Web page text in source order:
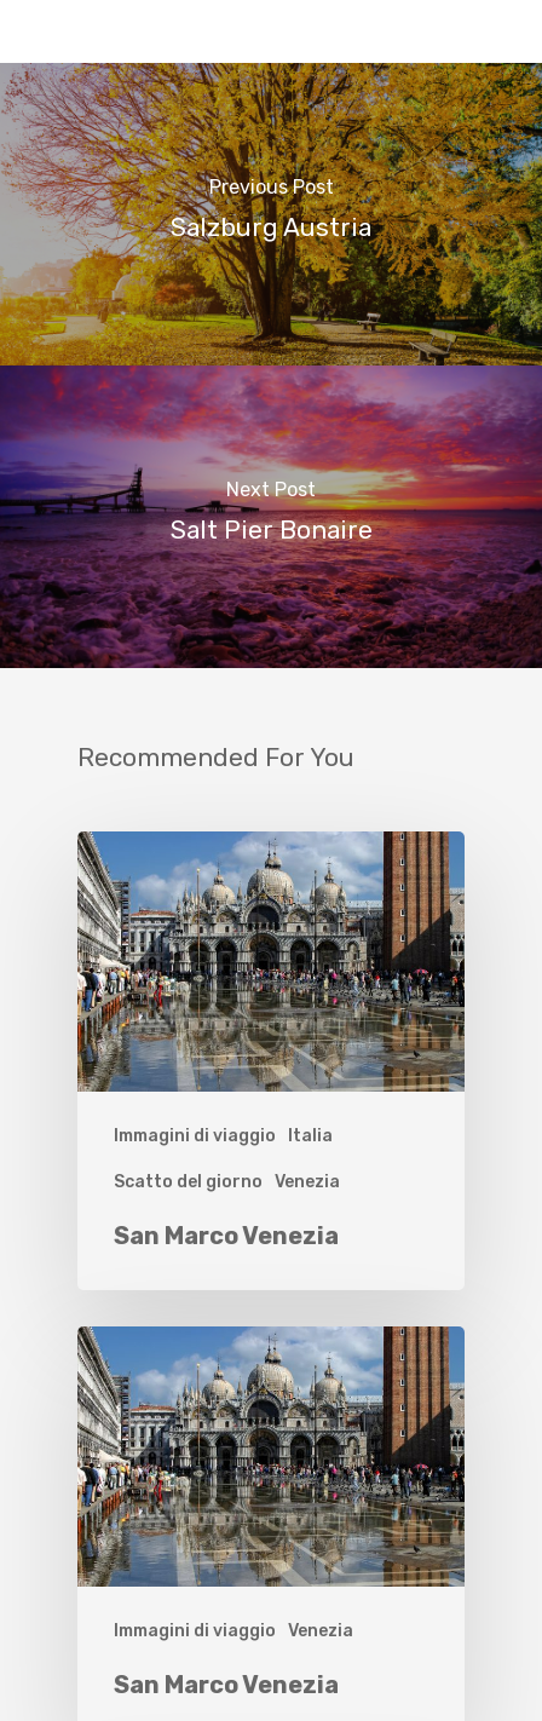
Previous Post
Salzburg Austria
Next Post
Salt Pier Bonaire
Recommended For You
Immagini di viaggio Italia
Scatto del giorno Venezia
San Marco Venezia
Immagini di viaggio Venezia
San Marco Venezia